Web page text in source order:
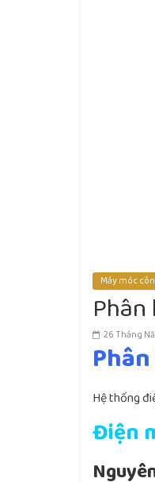
Máy móc
26 Tháng
Hệ thống
Điện